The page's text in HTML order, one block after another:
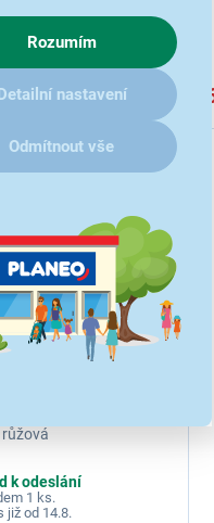
Rozumím
nastavení
Odmítnout vše
FabricBand
k odeslání
1 ks.
již od 14.8.